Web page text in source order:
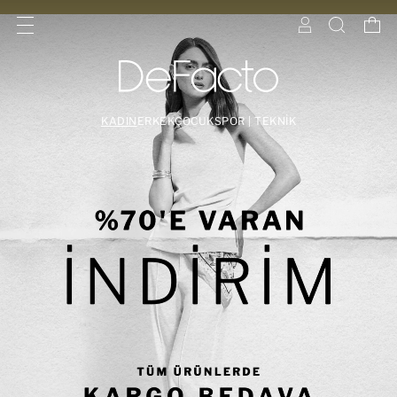
KADIN ERKEKÇOCUKSPOR | TEKNİK